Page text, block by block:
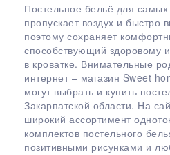
Постельное бельё для
пропускает воздух и быстро
поэтому сохраняет
способствующий здоровому
в кроватке. Внимательные
интернет – магазин Sweet
могут выбрать и купить
Закарпатской области. На
широкий ассортимент
комплектов постельного
позитивными рисунками и